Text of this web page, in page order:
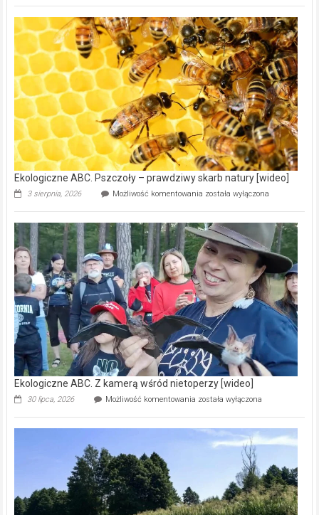
Wręczyca
Wielka
z
dofinansowaniem
ponad
15,6
mln
na
modernizację
oczyszczalni
ścieków
[wideo]
Ekologiczne ABC. Pszczoły – prawdziwy skarb natury [wideo]
3 sierpnia, 2026 Możliwość komentowania Ekologiczne
–
prawdziwy
skarb
natury
[wideo]
została wyłączona
Ekologiczne ABC. Z kamerą wśród nietoperzy [wideo]
30 lipca, 2026 Możliwość komentowania Ekologiczne
kamerą
wśród
została wyłączona